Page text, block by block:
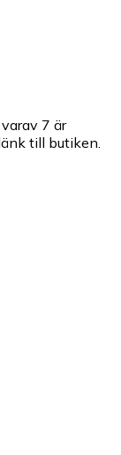
7 är
till butiken.